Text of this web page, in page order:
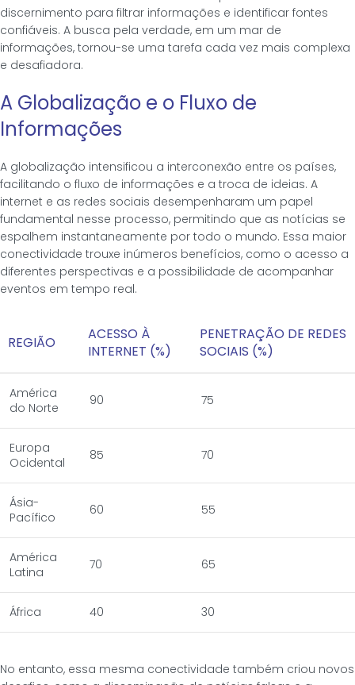
discernimento para filtrar informações e identificar fontes
confiáveis. A busca pela verdade, em um mar de
informações, tornou-se uma tarefa cada vez mais complexa
e desafiadora.
A Globalização e o Fluxo de
Informações
A globalização intensificou a interconexão entre os países,
facilitando o fluxo de informações e a troca de ideias. A
internet e as redes sociais desempenharam um papel
fundamental nesse processo, permitindo que as notícias se
espalhem instantaneamente por todo o mundo. Essa maior
conectividade trouxe inúmeros benefícios, como o acesso a
diferentes perspectivas e a possibilidade de acompanhar
eventos em tempo real.
REGIÃO
ACESSO À
INTERNET (%)
PENETRAÇÃO DE REDES
SOCIAIS (%)
América
do Norte
90 75
Europa
Ocidental
85 70
Ásia-
Pacífico
60 55
América
Latina
70 65
África 40 30
No entanto, essa mesma conectividade também criou novos